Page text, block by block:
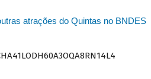
atrações do Quintas no BNDES